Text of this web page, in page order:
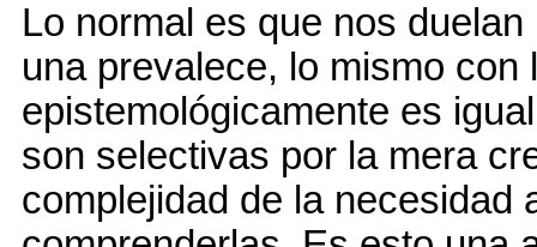
Lo normal es que nos
una prevalece, lo mismo
epistemológicamente es
son selectivas por la mera
complejidad de la necesidad